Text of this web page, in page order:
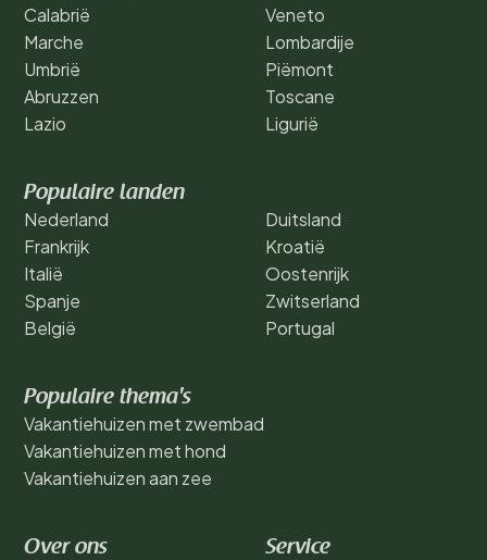
Calabrië
Marche
Umbrië
Abruzzen
Lazio
Veneto
Lombardije
Piëmont
Toscane
Ligurië
Populaire landen
Nederland
Frankrijk
Italië
Spanje
België
Duitsland
Kroatië
Oostenrijk
Zwitserland
Portugal
Populaire thema's
Vakantiehuizen met zwembad
Vakantiehuizen met hond
Vakantiehuizen aan zee
Over ons Service